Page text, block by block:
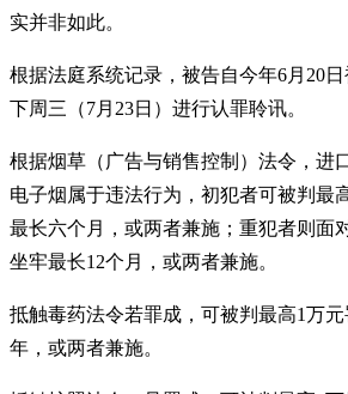
实并非如此。
根据法庭系统记录，被告自今年6月20
下周三（7月23日）进行认罪聆讯。
根据烟草（广告与销售控制）法令，进
电子烟属于违法行为，初犯者可被判最
最长六个月，或两者兼施；重犯者则面
坐牢最长12个月，或两者兼施。
抵触毒药法令若罪成，可被判最高1万
年，或两者兼施。